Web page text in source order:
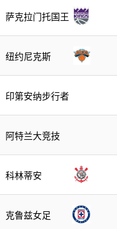
萨克拉门托国王
纽约尼克斯
印第安纳步行者
阿特兰大竞技
科林蒂安
克鲁兹女足